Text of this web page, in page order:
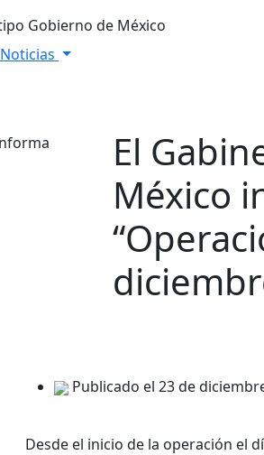
Noticias
El
México
Publicado el 23 de
Desde el inicio de la operación el